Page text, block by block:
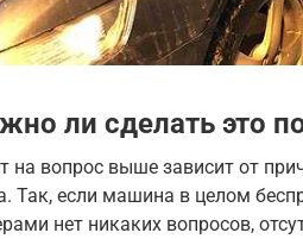
ли сделать это
на вопрос выше зависит от
Так, если машина в целом
нет никаких вопросов,